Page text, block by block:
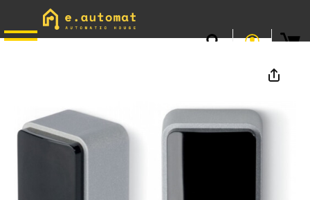
📞0746.301.381· L–V 9–17 · Livrare gratuită peste 500 lei